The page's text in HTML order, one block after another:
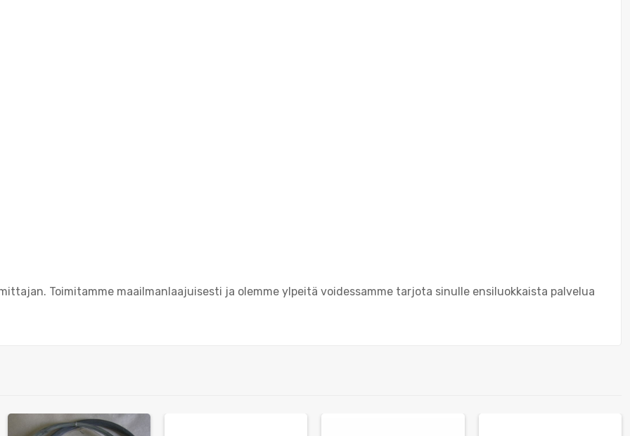
Toimitamme maailmanlaajuisesti ja olemme ylpeitä voidessamme tarjota sinulle ensiluokkaista palvelua